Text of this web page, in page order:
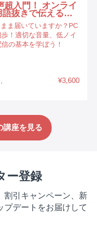
超入門！ オンライ
抜きで伝える録
識
ま届いていますか？PC
！適切な音量、低ノイ
の基本を学ぼう！
クター ¥3,600
講座を見る
ー登録
割引キャンペーン、新
プデートをお届けして